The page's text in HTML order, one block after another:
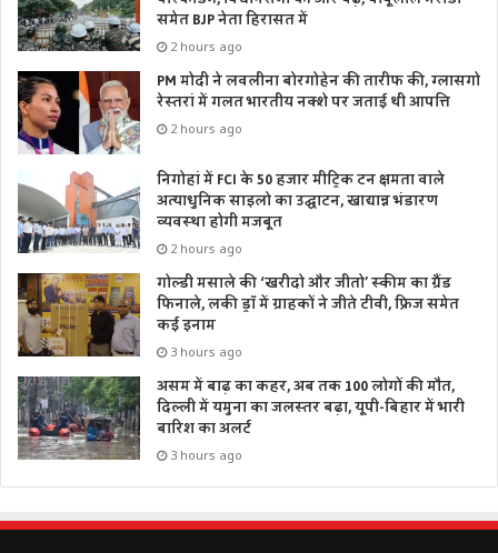
समेत BJP नेता हिरासत में
2 hours ago
PM मोदी ने लवलीना बोरगोहेन की तारीफ की, ग्लासगो
रेस्तरां में गलत भारतीय नक्शे पर जताई थी आपत्ति
2 hours ago
निगोहां में FCI के 50 हजार मीट्रिक टन क्षमता वाले
अत्याधुनिक साइलो का उद्घाटन, खाद्यान्न भंडारण
व्यवस्था होगी मजबूत
2 hours ago
गोल्डी मसाले की ‘खरीदो और जीतो’ स्कीम का ग्रैंड
फिनाले, लकी ड्रॉ में ग्राहकों ने जीते टीवी, फ्रिज समेत
कई इनाम
3 hours ago
असम में बाढ़ का कहर, अब तक 100 लोगों की मौत,
दिल्ली में यमुना का जलस्तर बढ़ा, यूपी-बिहार में भारी
बारिश का अलर्ट
3 hours ago